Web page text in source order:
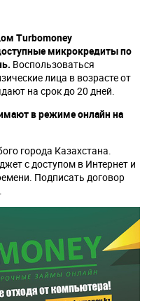
Turbomoney
микрокредиты по
Воспользоваться
лица в возрасте от
на срок до 20 дней.
в режиме онлайн на
города Казахстана.
с доступом в Интернет и
Подписать договор